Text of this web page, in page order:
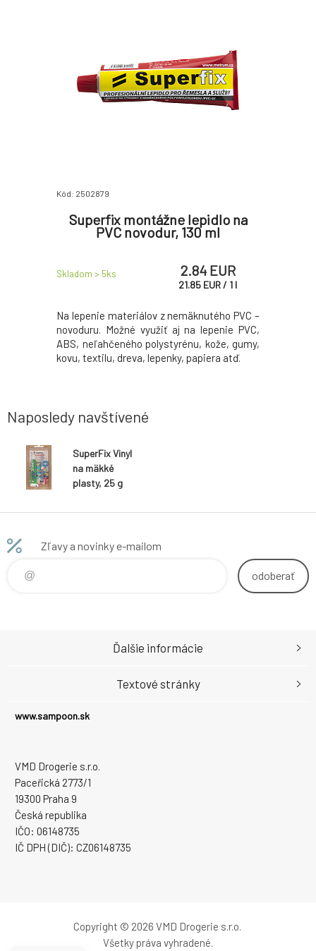
Kód: 2502879
Superfix montážne lepidlo na
PVC novodur, 130 ml
Skladom > 5ks 2.84 EUR
21.85 EUR/ 1 l
Na lepenie materiálov z nemäknutého PVC –
novoduru. Možné využiť aj na lepenie PVC,
ABS, neľahčeného polystyrénu, kože, gumy,
kovu, textilu, dreva, lepenky, papiera atď.
Naposledy navštívené
SuperFix Vinyl
na mäkké
plasty, 25 g
Zľavy a novinky e-mailom
odoberať
www.sampoon.sk
VMD Drogerie s.r.o.
Paceřická 2773/1
19300 Praha 9
Česká republika
IČO: 06148735
IČ DPH (DIČ): CZ06148735
Ďalšie informácie
Textové stránky
Copyright © 2026 VMD Drogerie s.r.o.
Všetky práva vyhradené.